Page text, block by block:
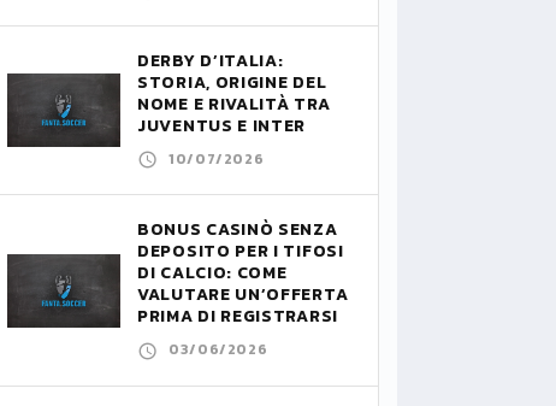
DERBY D’ITALIA:
STORIA, ORIGINE DEL
NOME E RIVALITÀ TRA
JUVENTUS E INTER
10/07/2026
BONUS CASINÒ SENZA
DEPOSITO PER I TIFOSI
DI CALCIO: COME
VALUTARE UN’OFFERTA
PRIMA DI REGISTRARSI
03/06/2026